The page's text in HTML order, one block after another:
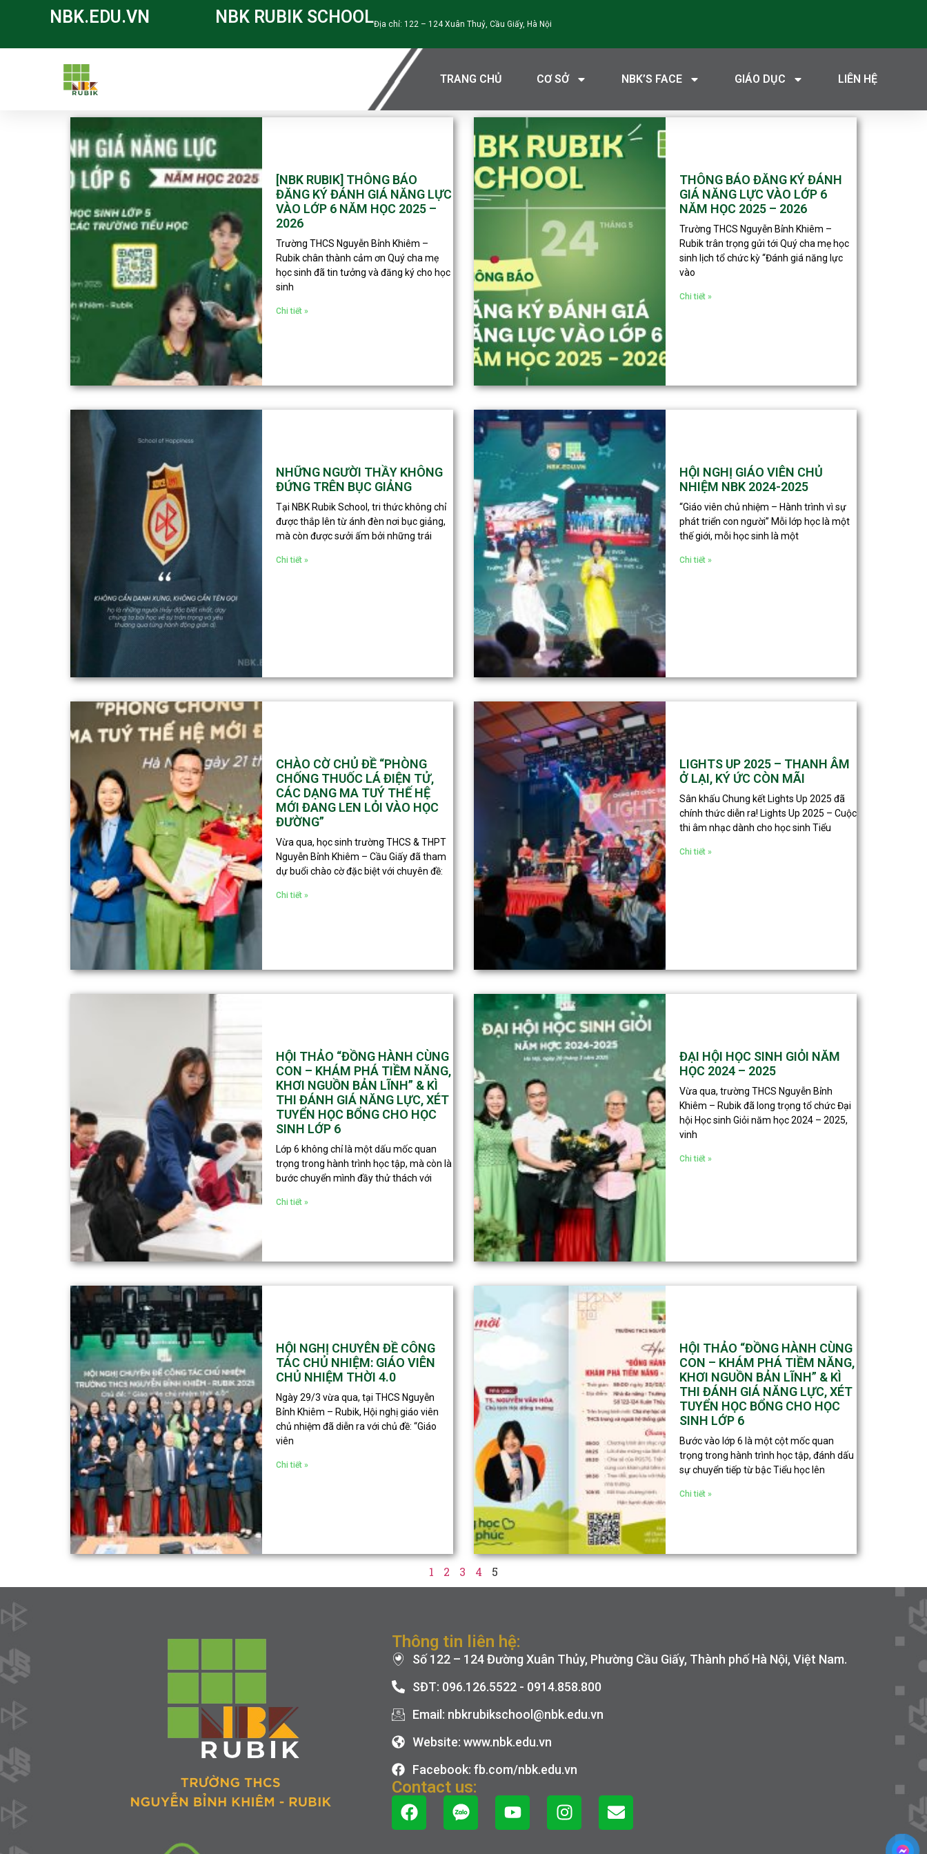
NBK.EDU.VN NBK RUBIK SCHOOLĐịa chỉ: 122 – 124 Xuân Thuỷ, Cầu Giấy, Hà Nội
TRANG CHỦ CƠ SỞ NBK’S FACE GIÁO DỤC LIÊN HỆ
[NBK RUBIK] THÔNG BÁO
ĐĂNG KÝ ĐÁNH GIÁ NĂNG LỰC
VÀO LỚP 6 NĂM HỌC 2025 –
2026
Trường THCS Nguyễn Bỉnh Khiêm –
Rubik chân thành cảm ơn Quý cha mẹ
học sinh đã tin tưởng và đăng ký cho học
sinh
Chi tiết »
THÔNG BÁO ĐĂNG KÝ ĐÁNH
GIÁ NĂNG LỰC VÀO LỚP 6
NĂM HỌC 2025 – 2026
Trường THCS Nguyễn Bỉnh Khiêm –
Rubik trân trọng gửi tới Quý cha mẹ học
sinh lịch tổ chức kỳ “Đánh giá năng lực
vào
Chi tiết »
NHỮNG NGƯỜI THẦY KHÔNG
ĐỨNG TRÊN BỤC GIẢNG
Tại NBK Rubik School, tri thức không chỉ
được thắp lên từ ánh đèn nơi bục giảng,
mà còn được sưởi ấm bởi những trái
Chi tiết »
HỘI NGHỊ GIÁO VIÊN CHỦ
NHIỆM NBK 2024-2025
“Giáo viên chủ nhiệm – Hành trình vì sự
phát triển con người” Mỗi lớp học là một
thế giới, mỗi học sinh là một
Chi tiết »
CHÀO CỜ CHỦ ĐỀ “PHÒNG
CHỐNG THUỐC LÁ ĐIỆN TỬ,
CÁC DẠNG MA TUÝ THẾ HỆ
MỚI ĐANG LEN LỎI VÀO HỌC
ĐƯỜNG”
Vừa qua, học sinh trường THCS & THPT
Nguyễn Bỉnh Khiêm – Cầu Giấy đã tham
dự buổi chào cờ đặc biệt với chuyên đề:
Chi tiết »
LIGHTS UP 2025 – THANH ÂM
Ở LẠI, KÝ ỨC CÒN MÃI
Sân khấu Chung kết Lights Up 2025 đã
chính thức diễn ra! Lights Up 2025 – Cuộc
thi âm nhạc dành cho học sinh Tiểu
Chi tiết »
HỘI THẢO “ĐỒNG HÀNH CÙNG
CON – KHÁM PHÁ TIỀM NĂNG,
KHƠI NGUỒN BẢN LĨNH” & KÌ
THI ĐÁNH GIÁ NĂNG LỰC, XÉT
TUYỂN HỌC BỔNG CHO HỌC
SINH LỚP 6
Lớp 6 không chỉ là một dấu mốc quan
trọng trong hành trình học tập, mà còn là
bước chuyển mình đầy thử thách với
Chi tiết »
ĐẠI HỘI HỌC SINH GIỎI NĂM
HỌC 2024 – 2025
Vừa qua, trường THCS Nguyễn Bỉnh
Khiêm – Rubik đã long trọng tổ chức Đại
hội Học sinh Giỏi năm học 2024 – 2025,
vinh
Chi tiết »
HỘI NGHỊ CHUYÊN ĐỀ CÔNG
TÁC CHỦ NHIỆM: GIÁO VIÊN
CHỦ NHIỆM THỜI 4.0
Ngày 29/3 vừa qua, tại THCS Nguyễn
Bỉnh Khiêm – Rubik, Hội nghị giáo viên
chủ nhiệm đã diễn ra với chủ đề: “Giáo
viên
Chi tiết »
HỘI THẢO “ĐỒNG HÀNH CÙNG
CON – KHÁM PHÁ TIỀM NĂNG,
KHƠI NGUỒN BẢN LĨNH” & KÌ
THI ĐÁNH GIÁ NĂNG LỰC, XÉT
TUYỂN HỌC BỔNG CHO HỌC
SINH LỚP 6
Bước vào lớp 6 là một cột mốc quan
trọng trong hành trình học tập, đánh dấu
sự chuyển tiếp từ bậc Tiểu học lên
Chi tiết »
1 2 3 4 5
Thông tin liên hệ:
Số 122 – 124 Đường Xuân Thủy, Phường Cầu Giấy, Thành phố Hà Nội, Việt Nam.
SĐT: 096.126.5522 - 0914.858.800
Email: nbkrubikschool@nbk.edu.vn
Website: www.nbk.edu.vn
Facebook: fb.com/nbk.edu.vn
Contact us: